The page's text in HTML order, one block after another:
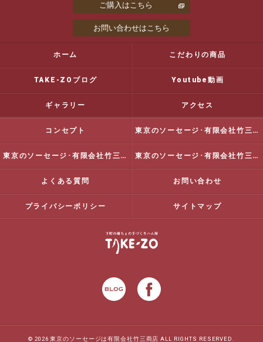
お問い合わせはこちら
ご購入はこちら
ホーム こだわりの商品
TAKE-ZOブログ Youtube動画
ギャラリー アクセス
コンセプト 東京のソーセージ･有限会社竹三商店の口コミ情報
東京のソーセージ･有限会社竹三商店の評判 東京のソーセージ･有限会社竹三商店のお客様の声
よくある質問 お問い合わせ
プライバシーポリシー サイトマップ
© 2026 東京のソーセージは有限会社竹三商店 ALL RIGHTS RESERVED.